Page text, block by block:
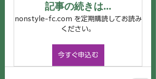
記事の続きは…
nonstyle-fc.com を定期購読してお読み
ください。
今すぐ申込む